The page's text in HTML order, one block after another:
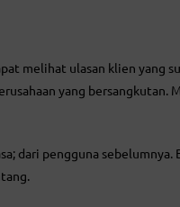
melihat ulasan klien yang
yang bersangkutan.
dari pengguna